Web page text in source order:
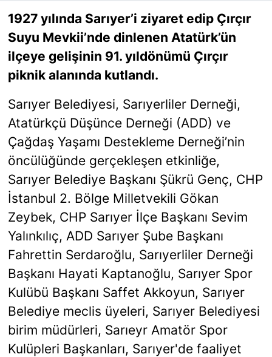
1927 yılında Sarıyer’i ziyaret edip Çırçır
Suyu Mevkii’nde dinlenen Atatürk’ün
ilçeye gelişinin 91. yıldönümü Çırçır
piknik alanında kutlandı.
Sarıyer Belediyesi, Sarıyerliler Derneği,
Atatürkçü Düşünce Derneği (ADD) ve
Çağdaş Yaşamı Destekleme Derneği’nin
öncülüğünde gerçekleşen etkinliğe,
Sarıyer Belediye Başkanı Şükrü Genç, CHP
İstanbul 2. Bölge Milletvekili Gökan
Zeybek, CHP Sarıyer İlçe Başkanı Sevim
Yalınkılıç, ADD Sarıyer Şube Başkanı
Fahrettin Serdaroğlu, Sarıyerliler Derneği
Başkanı Hayati Kaptanoğlu, Sarıyer Spor
Kulübü Başkanı Saffet Akkoyun, Sarıyer
Belediye meclis üyeleri, Sarıyer Belediyesi
birim müdürleri, Sarıeyr Amatör Spor
Kulüpleri Başkanları, Sarıyer'de faaliyet
SİYASET
SPOR
TEKNOLOJİ
TÜRKİYE VE DÜNYA GÜNDEMİ
VİDEO GALERİ
YAŞAM